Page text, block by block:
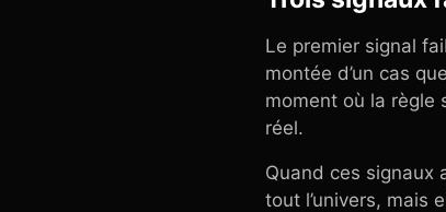
Le premier signal
montée d’un cas
moment où la règle
réel.
Quand ces signaux
tout l’univers, mais